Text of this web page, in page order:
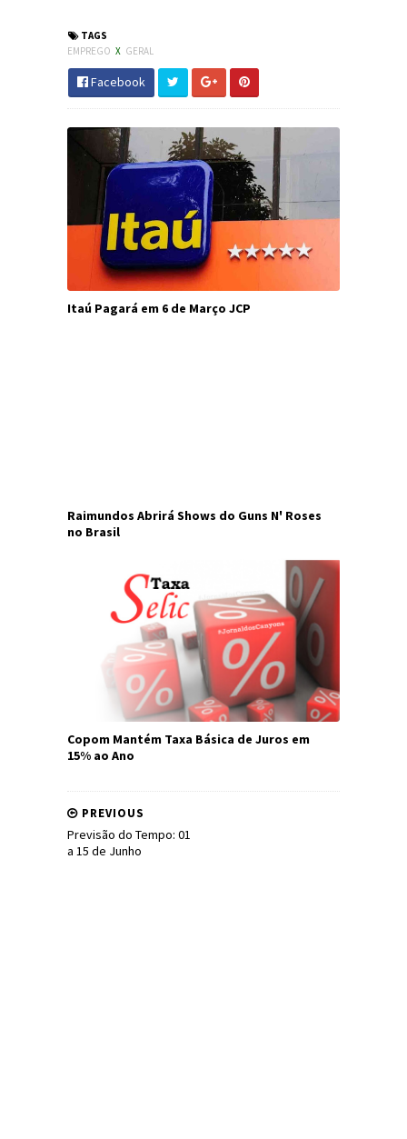
TAGS
EMPREGO X GERAL
Facebook
Itaú Pagará em 6 de Março JCP
Raimundos Abrirá Shows do Guns N' Roses
no Brasil
Copom Mantém Taxa Básica de Juros em
15% ao Ano
PREVIOUS
Previsão do Tempo: 01
a 15 de Junho